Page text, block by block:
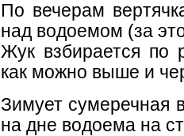
По вечерам
над водоемом (за
Жук взбирается по
как можно выше и
Зимует сумеречная
на дне водоема на